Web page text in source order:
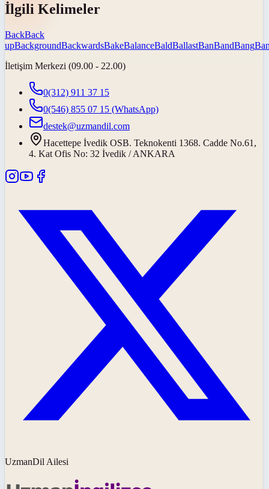
İlgili Kelimeler
BackBack
upBackgroundBackwardsBakeBalanceBaldBallastBanBandBang
İletişim Merkezi (09.00 - 22.00)
0(312) 911 37 15
0(546) 855 07 15 (WhatsApp)
destek@uzmandil.com
Hacettepe İvedik OSB. Teknokenti 1368. Cadde No.61,
4. Kat Ofis No: 32 İvedik / ANKARA
UzmanDil Ailesi